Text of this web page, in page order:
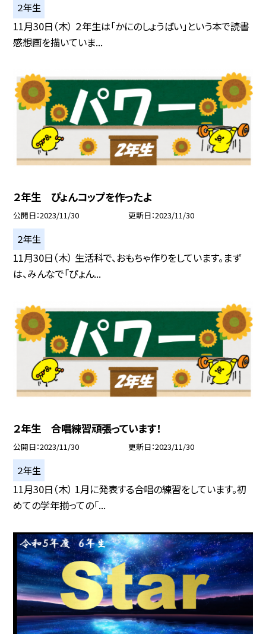
２年生
11月30日（木） ２年生は「かにのしょうばい」という本で読書
感想画を描いていま...
２年生 ぴょんコップを作ったよ
公開日 2023/11/30 更新日 2023/11/30
２年生
11月30日（木） 生活科で、おもちゃ作りをしています。まず
は、みんなで「ぴょん...
２年生 合唱練習頑張っています！
公開日 2023/11/30 更新日 2023/11/30
２年生
11月30日（木） 1月に発表する合唱の練習をしています。初
めての学年揃っての「...